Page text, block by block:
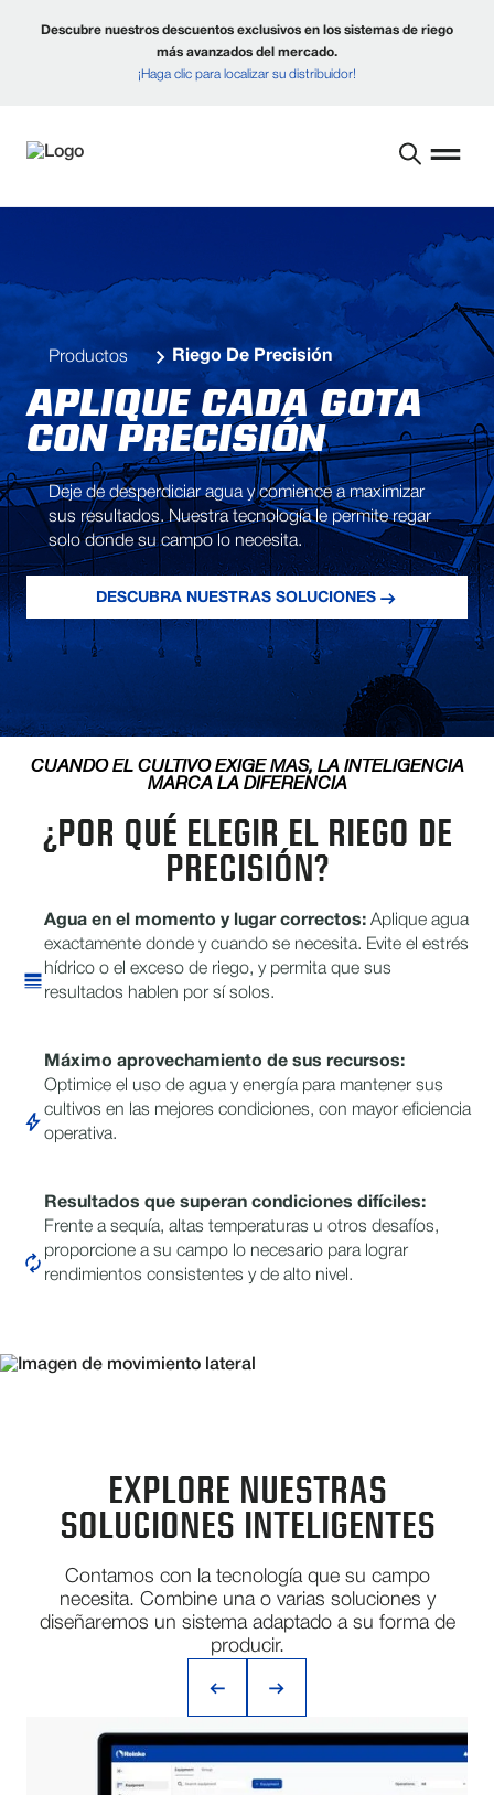
Descubre nuestros descuentos exclusivos en los sistemas de riego
más avanzados del mercado.
¡Haga clic para localizar su distribuidor!
Productos Riego De Precisión
APLIQUE CADA GOTA
CON PRECISIÓN
Deje de desperdiciar agua y comience a maximizar
sus resultados. Nuestra tecnología le permite regar
solo donde su campo lo necesita.
DESCUBRA NUESTRAS SOLUCIONES
CUANDO EL CULTIVO EXIGE MÁS, LA INTELIGENCIA
MARCA LA DIFERENCIA
¿POR QUÉ ELEGIR EL RIEGO DE
PRECISIÓN?
Agua en el momento y lugar correctos: Aplique agua
exactamente donde y cuando se necesita. Evite el estrés
hídrico o el exceso de riego, y permita que sus
resultados hablen por sí solos.
Máximo aprovechamiento de sus recursos:
Optimice el uso de agua y energía para mantener sus
cultivos en las mejores condiciones, con mayor eficiencia
operativa.
Resultados que superan condiciones difíciles:
Frente a sequía, altas temperaturas u otros desafíos,
proporcione a su campo lo necesario para lograr
rendimientos consistentes y de alto nivel.
EXPLORE NUESTRAS
SOLUCIONES INTELIGENTES
Contamos con la tecnología que su campo
necesita. Combine una o varias soluciones y
diseñaremos un sistema adaptado a su forma de
producir.